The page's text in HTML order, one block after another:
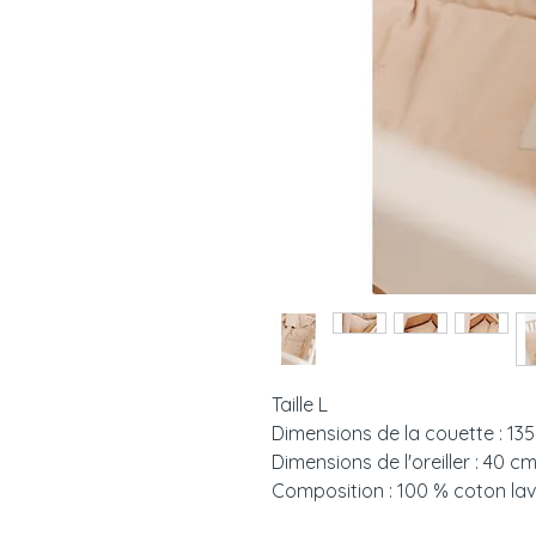
Taille L
Dimensions de la couette :
Dimensions de l'oreiller : 40
Composition : 100 % coton